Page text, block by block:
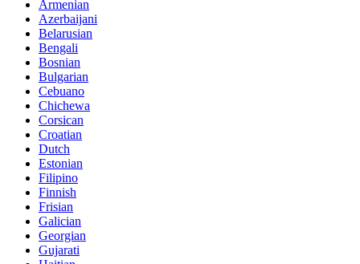
Armenian
Azerbaijani
Belarusian
Bengali
Bosnian
Bulgarian
Cebuano
Chichewa
Corsican
Croatian
Dutch
Estonian
Filipino
Finnish
Frisian
Galician
Georgian
Gujarati